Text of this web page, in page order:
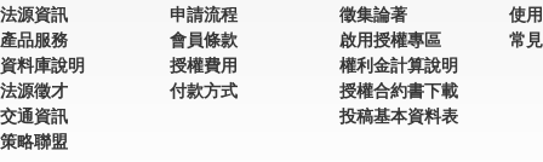
法源資訊
產品服務
資料庫說明
法源徵才
交通資訊
策略聯盟
申請流程
會員條款
授權費用
付款方式
徵集論著
啟用授權專區
權利金計算說明
授權合約書下載
投稿基本資料表
使
常